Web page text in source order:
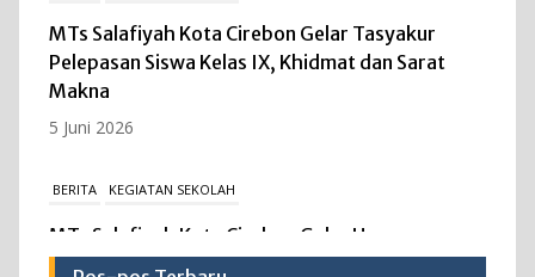
MTs Salafiyah Kota Cirebon Gelar Tasyakur
Pelepasan Siswa Kelas IX, Khidmat dan Sarat
Makna
5 Juni 2026
BERITA KEGIATAN SEKOLAH
MTs Salafiyah Kota Cirebon Gelar Upacara
Peringatan Hari Kebangkitan Nasional ke-118,